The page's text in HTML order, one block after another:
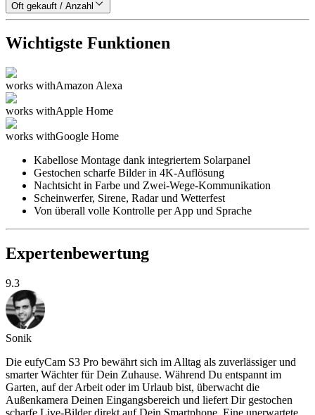
Oft gekauft / Anzahl
Wichtigste Funktionen
works withAmazon Alexa
works withApple Home
works withGoogle Home
Kabellose Montage dank integriertem Solarpanel
Gestochen scharfe Bilder in 4K-Auflösung
Nachtsicht in Farbe und Zwei-Wege-Kommunikation
Scheinwerfer, Sirene, Radar und Wetterfest
Von überall volle Kontrolle per App und Sprache
Expertenbewertung
9.3
Sonik
Die eufyCam S3 Pro bewährt sich im Alltag als zuverlässiger und
smarter Wächter für Dein Zuhause. Während Du entspannt im
Garten, auf der Arbeit oder im Urlaub bist, überwacht die
Außenkamera Deinen Eingangsbereich und liefert Dir gestochen